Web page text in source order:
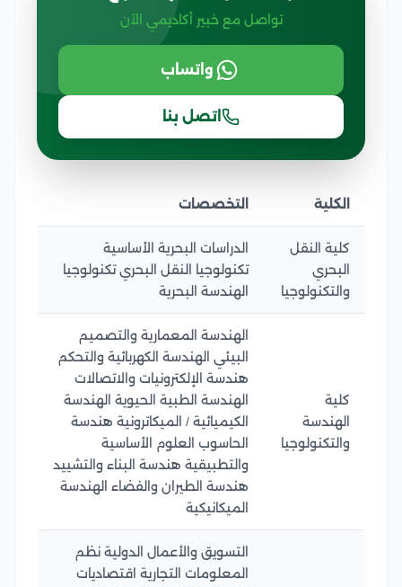
تواصل مع خبير أكاديمي الآن
واتساب
اتصل بنا
الكلية التخصصات
كلية النقل
البحري
والتكنولوجيا
الدراسات البحرية الأساسية
تكنولوجيا النقل البحري تكنولوجيا
الهندسة البحرية
كلية
الهندسة
والتكنولوجيا
الهندسة المعمارية والتصميم
البيئي الهندسة الكهربائية والتحكم
هندسة الإلكترونيات والاتصالات
الهندسة الطبية الحيوية الهندسة
الكيميائية / الميكاترونية هندسة
الحاسوب العلوم الأساسية
والتطبيقية هندسة البناء والتشييد
هندسة الطيران والفضاء الهندسة
الميكانيكية
التسويق والأعمال الدولية نظم
المعلومات التجارية اقتصاديات